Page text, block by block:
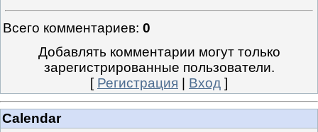
Всего комментариев: 0
Добавлять комментарии могут только
зарегистрированные пользователи.
[ Регистрация Вход ]
Calendar